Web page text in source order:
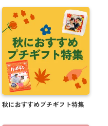
秋におすすめプチギフト特集